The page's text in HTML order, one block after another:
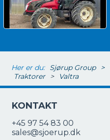
Her er du: Sjørup Group >
Traktorer > Valtra
KONTAKT
+45 97 54 83 00
sales@sjoerup.dk